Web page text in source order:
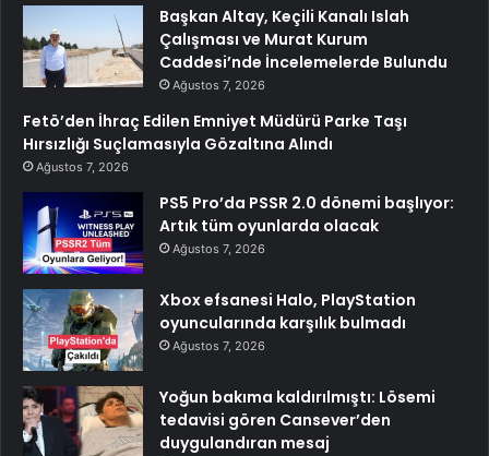
Başkan Altay, Keçili Kanalı Islah
Çalışması ve Murat Kurum
Caddesi’nde İncelemelerde Bulundu
Ağustos 7, 2026
Fetö’den İhraç Edilen Emniyet Müdürü Parke Taşı
Hırsızlığı Suçlamasıyla Gözaltına Alındı
Ağustos 7, 2026
PS5 Pro’da PSSR 2.0 dönemi başlıyor:
Artık tüm oyunlarda olacak
Ağustos 7, 2026
Xbox efsanesi Halo, PlayStation
oyuncularında karşılık bulmadı
Ağustos 7, 2026
Yoğun bakıma kaldırılmıştı: Lösemi
tedavisi gören Cansever’den
duygulandıran mesaj